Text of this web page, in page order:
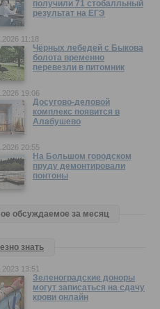
получили 71 стобалльный
результат на ЕГЭ
11:18
Чёрных лебедей с Быкова
болота временно
перевезли в питомник
19:06
Досугово-деловой
комплекс появится в
Алабушево
20:55
На Большом городском
пруду демонтировали
понтоны
обсуждаемое за месяц
знать
13:51
Зеленоградские доноры
могут записаться на сдачу
крови онлайн